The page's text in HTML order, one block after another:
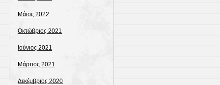
Μάιος 2022
Οκτώβριος 2021
Ιούνιος 2021
Μάρτιος 2021
Δεκέμβριος 2020